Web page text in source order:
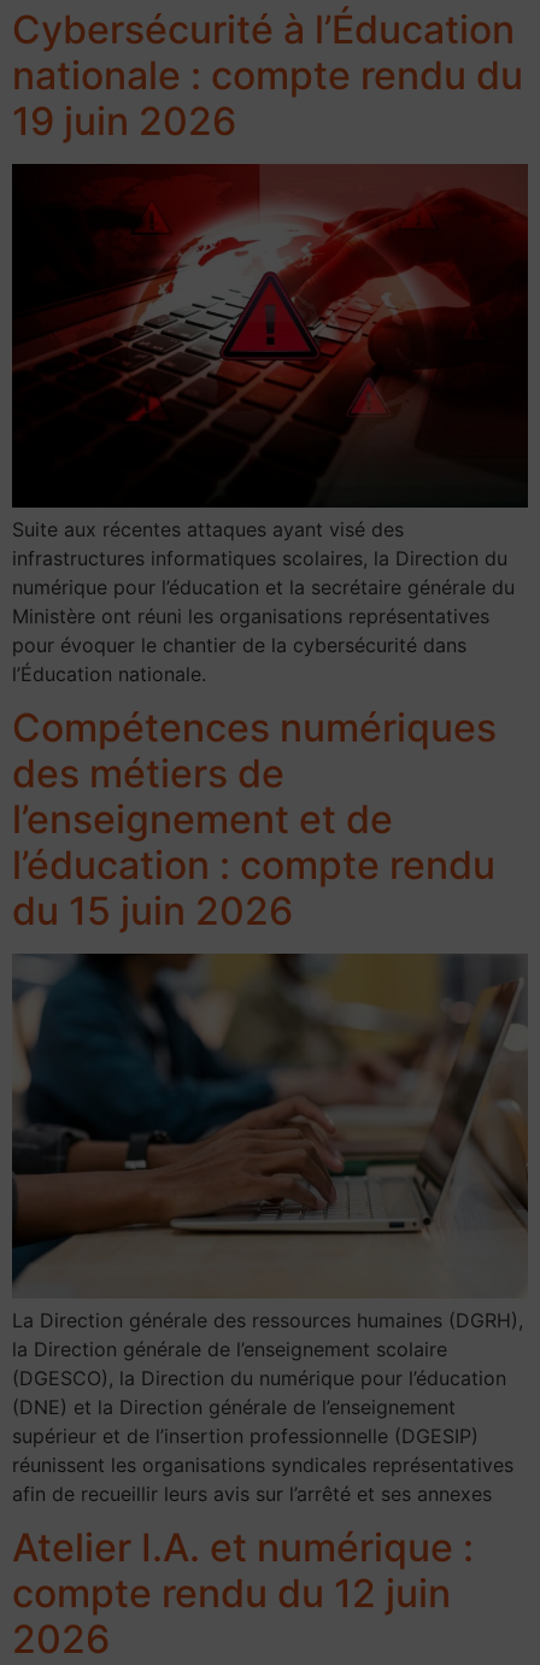
Cybersécurité à l’Éducation
nationale : compte rendu du
19 juin 2026
Suite aux récentes attaques ayant visé des
infrastructures informatiques scolaires, la Direction du
numérique pour l’éducation et la secrétaire générale du
Ministère ont réuni les organisations représentatives
pour évoquer le chantier de la cybersécurité dans
l’Éducation nationale.
Compétences numériques
des métiers de
l’enseignement et de
l’éducation : compte rendu
du 15 juin 2026
La Direction générale des ressources humaines (DGRH),
la Direction générale de l’enseignement scolaire
(DGESCO), la Direction du numérique pour l’éducation
(DNE) et la Direction générale de l’enseignement
supérieur et de l’insertion professionnelle (DGESIP)
réunissent les organisations syndicales représentatives
afin de recueillir leurs avis sur l’arrêté et ses annexes
Atelier I.A. et numérique :
compte rendu du 12 juin
2026